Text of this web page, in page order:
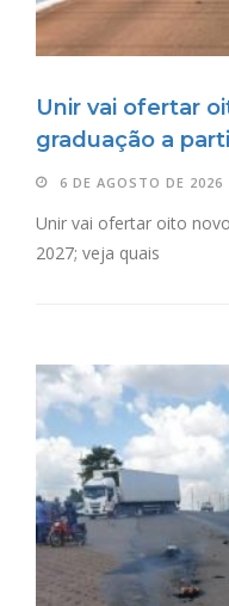
Unir vai ofertar
graduação a
6 DE AGOSTO DE 2026
Unir vai ofertar oito
2027; veja quais